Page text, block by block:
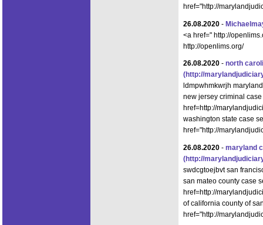
href="http://
26.08.2020 -
<a href=" http://
http://openlims.org/
26.08.2020 - north
(http://
ldmpwhmkwrjh
new jersey criminal
href=http://
washington state case
href="http://
26.08.2020 - maryland
(http://
swdcgtoejbvt san
san mateo county case
href=http://
of california county of
href="http://